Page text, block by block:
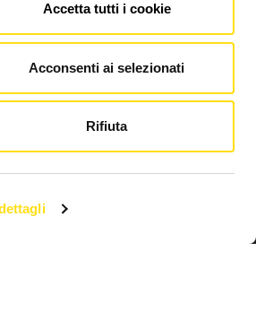
Accetta tutti i cookie
Acconsenti ai selezionati
Rifiuta
FVG Cafe